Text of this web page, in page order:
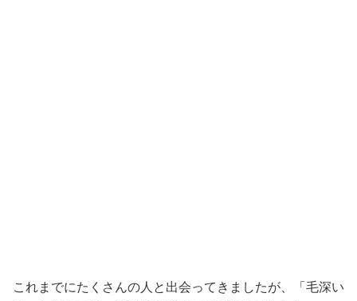
これまでにたくさんの人と出会ってきましたが、「毛深い